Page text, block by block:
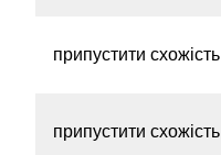
припустити схожість
припустити схожість